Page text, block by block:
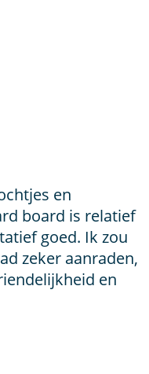
en
board is relatief
goed. Ik zou
zeker aanraden,
en